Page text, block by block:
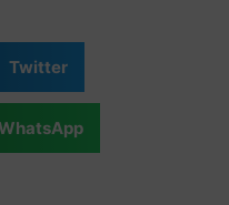
Twitter